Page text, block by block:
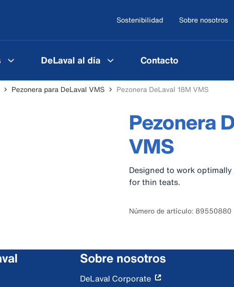
Sostenibilidad Sobre nosotros
DeLaval al día Contacto
Pezonera para DeLaval VMS Pezonera DeLaval 18M VMS
Pezonera
VMS
Designed to work
for thin teats.
Número de artículo: 89550880
Sobre nosotros
DeLaval Corporate